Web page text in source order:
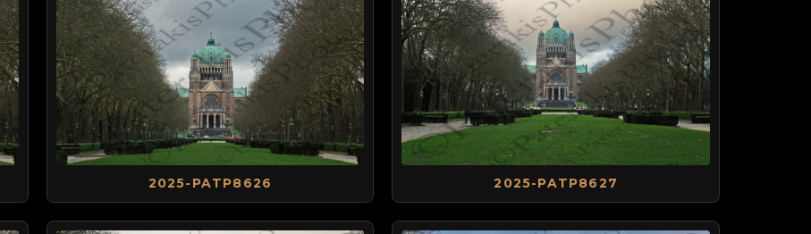
2025-PATP8626 2025-PATP8627